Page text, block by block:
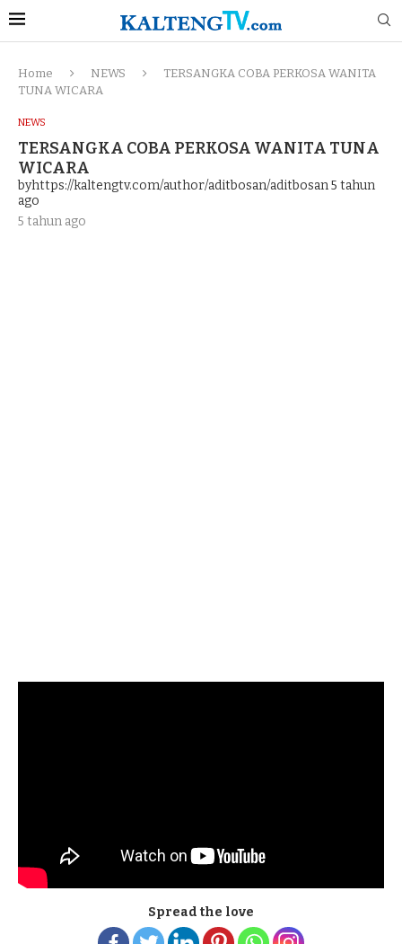
Home NEWS
TERSANGKA COBA PERKOSA WANITA
TUNA WICARA
NEWS
TERSANGKA COBA PERKOSA WANITA TUNA
WICARA
byhttps://kaltengtv.com/author/aditbosan/aditbosan5 tahun
ago
5 tahun ago
Spread the love